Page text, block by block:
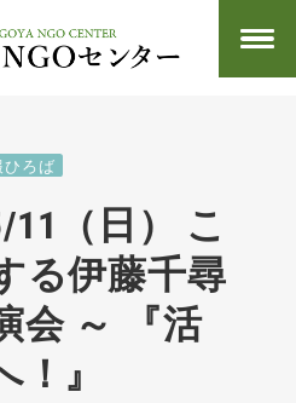
ひろば
11（日） こ
る伊藤千尋
会 ～ 『活
』